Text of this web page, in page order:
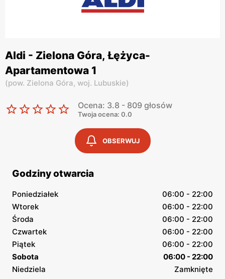
Aldi - Zielona Góra, Łężyca-
Apartamentowa 1
(pow. Zielona Góra, woj. Lubuskie)
Ocena: 3.8 - 809 głosów
Twoja ocena: 0.0
OBSERWUJ
Godziny otwarcia
Poniedziałek
06:00 - 22:00
Wtorek
06:00 - 22:00
Środa
06:00 - 22:00
Czwartek
06:00 - 22:00
Piątek
06:00 - 22:00
Sobota
06:00 - 22:00
Niedziela
Zamknięte